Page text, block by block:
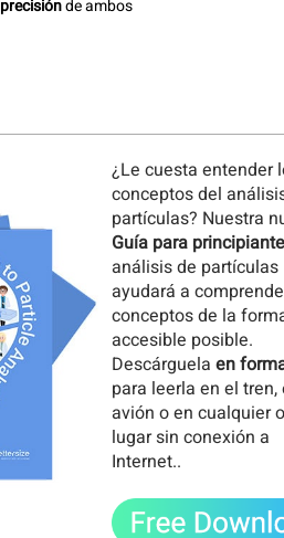
precisiónde ambos
¿Le cuesta entender
conceptos del
partículas? Nuestra
Guía para
análisis de partículas
ayudará a
conceptos de la
accesible posible.
Descárguela en
para leerla en el tren,
avión o en cualquier
lugar sin conexión a
Internet..